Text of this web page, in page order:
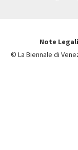
Note Legali
© La Biennale di